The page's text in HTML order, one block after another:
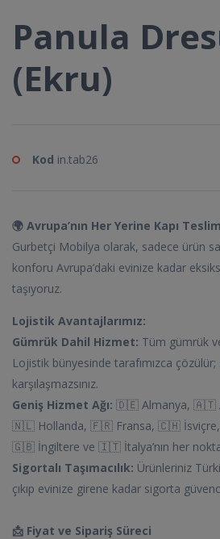
Panula
(Ekru)
Kod in.tab26
🌍 Avrupa’nın Her Yerine Kapı
Gurbetçi Mobilya olarak, sadece ürün
konforu Avrupa’daki evinize kadar
taşıyoruz.
Lojistik Avantajlarımız:
Gümrük Dahil Hizmet: Tüm gümrük
Lojistik bünyesinde tarafımızca
karşılaşmazsınız.
Geniş Hizmet Ağı: 🇩🇪 Almanya, 🇦🇹
🇳🇱 Hollanda, 🇫🇷 Fransa, 🇨🇭
🇬🇧 İngiltere ve 🇮🇹 İtalya’nın her
Sigortalı Taşımacılık: Ürünleriniz
çıkıp evinize girene kadar sigorta
📩 Fiyat ve Sipariş Süreci